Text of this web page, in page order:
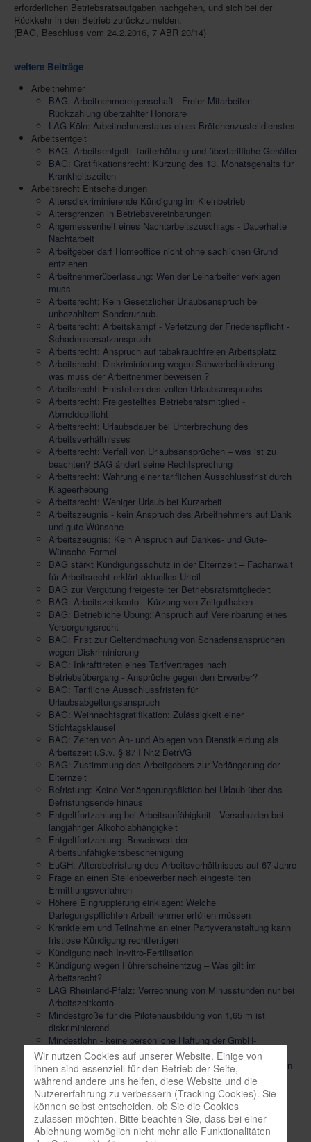
erforderlichen Betriebsratsaufgaben nachgehen, und sich bei der
Rückkehr in den Betrieb zurückzumelden.
(BAG, Beschluss vom 24.2.2016, 7 ABR 20/14)
weitere Beiträge
Arbeitnehmer
BAG: Arbeitnehmereigenschaft - Freier Mitarbeiter:
Rückzahlung überzahlter Honorare
LAG Köln: Arbeitnehmerstatus eines Brötchenzustelldienstes
Arbeitsentgelt
BAG: Arbeitsentgelt: Tariferhöhung und übertarifliche Gehälter
BAG: Gratifikationsrecht: Kürzung des 13. Monatsgehalts für
Krankheitszeiten
Arbeitsrecht Entscheidungen
Altersdiskriminierende Kündigung im Kleinbetrieb
Altersgrenzen in Betriebsvereinbarungen
Angemessenheit eines Nachtarbeitszuschlags - Dauerhafte
Nachtarbeit
Arbeitgeber darf Homeoffice nicht ohne sachlichen Grund
entziehen
Arbeitnehmerüberlassung: Wen der Leiharbeiter verklagen
muss
Arbeitsrecht; Kein Gesetzlicher Urlaubsanspruch bei
unbezahltem Sonderurlaub.
Arbeitsrecht: Arbeitskampf - Verletzung der Friedenspflicht -
Schadensersatzanspruch
Arbeitsrecht: Anspruch auf tabakrauchfreien Arbeitsplatz
Arbeitsrecht: Diskriminierung wegen Schwerbehinderung -
was muss der Arbeitnehmer beweisen ?
Arbeitsrecht: Entstehen des vollen Urlaubsanspruchs
Arbeitsrecht: Freigestelltes Betriebsratsmitglied -
Abmeldepflicht
Arbeitsrecht: Urlaubsdauer bei Unterbrechung des
Arbeitsverhältnisses
Arbeitsrecht: Verfall von Urlaubsansprüchen – was ist zu
beachten? BAG ändert seine Rechtsprechung
Arbeitsrecht: Wahrung einer tariflichen Ausschlussfrist durch
Klageerhebung
Arbeitsrecht: Weniger Urlaub bei Kurzarbeit
Arbeitszeugnis - kein Anspruch des Arbeitnehmers auf Dank
und gute Wünsche
Arbeitszeugnis: Kein Anspruch auf Dankes- und Gute-
Wünsche-Formel
BAG stärkt Kündigungsschutz in der Elternzeit – Fachanwalt
für Arbeitsrecht erklärt aktuelles Urteil
BAG zur Vergütung freigestellter Betriebsratsmitglieder:
BAG: Arbeitszeitkonto - Kürzung von Zeitguthaben
BAG: Betriebliche Übung; Anspruch auf Vereinbarung eines
Versorgungsrecht
BAG: Frist zur Geltendmachung von Schadensansprüchen
wegen Diskriminierung
BAG: Inkrafttreten eines Tarifvertrages nach
Betriebsübergang - Ansprüche gegen den Erwerber?
BAG: Tarifliche Ausschlussfristen für
Urlaubsabgeltungsanspruch
BAG: Weihnachtsgratifikation: Zulässigkeit einer
Stichtagsklausel
BAG: Zeiten von An- und Ablegen von Dienstkleidung als
Arbeitszeit i.S.v. § 87 I Nr.2 BetrVG
BAG: Zustimmung des Arbeitgebers zur Verlängerung der
Elternzeit
Befristung: Keine Verlängerungsfiktion bei Urlaub über das
Befristungsende hinaus
Entgeltfortzahlung bei Arbeitsunfähigkeit - Verschulden bei
langjähriger Alkoholabhängigkeit
Entgeltfortzahlung: Beweiswert der
Arbeitsunfähigkeitsbescheinigung
EuGH: Altersbefristung des Arbeitsverhältnisses auf 67 Jahre
Frage an einen Stellenbewerber nach eingestellten
Ermittlungsverfahren
Höhere Eingruppierung einklagen: Welche
Darlegungspflichten Arbeitnehmer erfüllen müssen
Krankfeiern und Teilnahme an einer Partyveranstaltung kann
fristlose Kündigung rechtfertigen
Kündigung nach In-vitro-Fertilisation
Kündigung wegen Führerscheinentzug – Was gilt im
Arbeitsrecht?
LAG Rheinland-Pfalz: Verrechnung von Minusstunden nur bei
Arbeitszeitkonto
Mindestgröße für die Pilotenausbildung von 1,65 m ist
diskriminierend
Mindestlohn - keine persönliche Haftung der GmbH-
Geschäftsführer
Mitbestimmung bei Aufstellung von Beurteilungsgrundsätzen
Mitbestimmung bei Gesundheitsschutz durch externes
Unternehmen
Mitbestimmung des Betriebsrats bei Übernahme von
Leiharbeitnehmern
Sachgrundlos befristeter Arbeitsvertrag mit
Wir nutzen Cookies auf unserer Website. Einige von
ihnen sind essenziell für den Betrieb der Seite,
während andere uns helfen, diese Website und die
Nutzererfahrung zu verbessern (Tracking Cookies). Sie
können selbst entscheiden, ob Sie die Cookies
zulassen möchten. Bitte beachten Sie, dass bei einer
Ablehnung womöglich nicht mehr alle Funktionalitäten